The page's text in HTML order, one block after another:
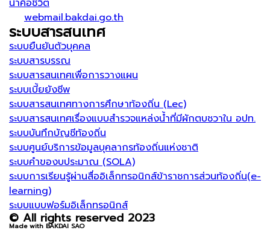
น้ำคือชีวิต
webmail.bakdai.go.th
ระบบสารสนเทศ
ระบบยืนยันตัวบุคคล
ระบบสารบรรณ
ระบบสารสนเทศเพื่อการวางแผน
ระบบเบี้ยยังชีพ
ระบบสารสนเทศทางการศึกษาท้องถิ่น (Lec)
ระบบสารสนเทศเรื่องแบบสำรวจแหล่งน้ำที่มีผักตบชวาใน อปท.
ระบบบันทึกบัญชีท้องถิ่น
ระบบศูนย์บริการข้อมูลบุคลากรท้องถิ่นแห่งชาติ
ระบบคำของบประมาณ (SOLA)
ระบบการเรียนรู้ผ่านสื่ออิเล็กทรอนิกส์ข้าราชการส่วนท้องถิ่น(e-
learning)
ระบบแบบฟอร์มอิเล็กทรอนิกส์
© All rights reserved 2023
Made with BAKDAI SAO